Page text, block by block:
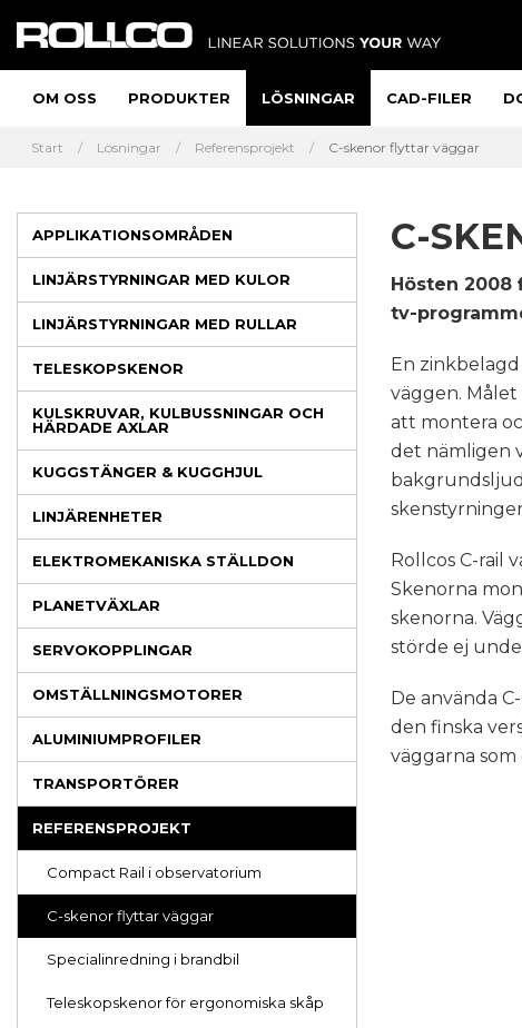
OM OSS PRODUKTER LÖSNINGAR CAD-FILER
Start Lösningar Referensprojekt C-skenor flyttar väggar
APPLIKATIONSOMRÅDEN
LINJÄRSTYRNINGAR MED KULOR
LINJÄRSTYRNINGAR MED RULLAR
TELESKOPSKENOR
KULSKRUVAR, KULBUSSNINGAR OCH
HÄRDADE AXLAR
KUGGSTÄNGER & KUGGHJUL
LINJÄRENHETER
ELEKTROMEKANISKA STÄLLDON
PLANETVÄXLAR
SERVOKOPPLINGAR
OMSTÄLLNINGSMOTORER
ALUMINIUMPROFILER
TRANSPORTÖRER
REFERENSPROJEKT
Compact Rail i observatorium
C-skenor flyttar väggar
Specialinredning i brandbil
Teleskopskenor för ergonomiska skåp
C-
Hösten 2008
tv-
En zinkbelagd
väggen.
att montera
det nämligen
Rollcos C-rail
Skenorna
skenorna.
störde ej
De använda
den finska
väggarna